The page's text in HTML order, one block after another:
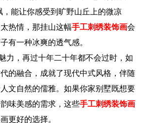
，能让你感受到旷野山丘上的微凉
热情，那挂山这幅手工刺绣装饰画会
有一种冰爽的透气感。
，再过十年二十年都不会过时，如
的融合，成就了现代中式风格，伴随
文自然的儒雅。如果你家别墅既想要
味美感的需求，这些手工刺绣装饰画
更好的选择。